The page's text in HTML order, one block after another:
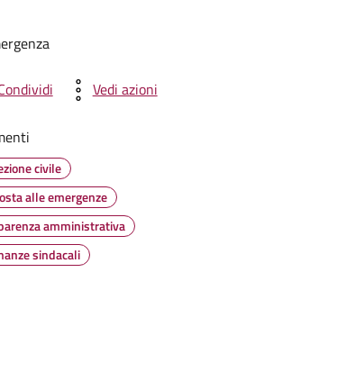
Vedi azioni
civile
alle emergenze
amministrativa
sindacali